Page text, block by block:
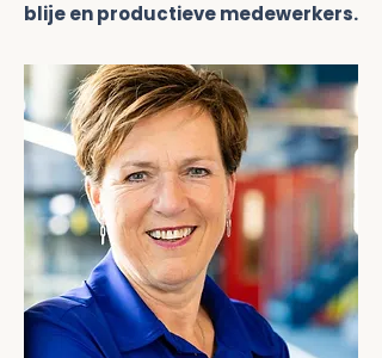
blije en productieve medewerkers.